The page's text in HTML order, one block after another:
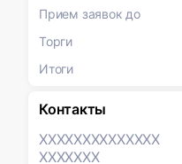
Прием заявок до
Торги
Итоги
Контакты
XXXXXXXXXXXXXX
XXXXXXX